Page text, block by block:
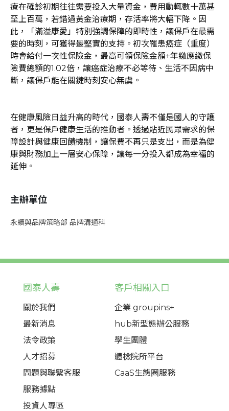
療在確診初期往往需要投入大量資金，費用動輒數十萬甚
至上百萬，若錯過黃金治療期，存活率將大幅下降。因
此，「滿溢康愛」特別強調保障的即時性，讓保戶在最需
要的時刻，可獲得最堅實的支持。初次罹患癌症（重度）
時會給付一次性保險金，最高可領保險金額+年繳應繳保
險費總額的1.02倍，讓癌症治療不必等待、生活不因病中
斷，讓保戶能在關鍵時刻安心無虞。
在健康風險日益升高的時代，國泰人壽不僅是國人的守護
者，更是保戶健康生活的推動者。透過貼近民眾需求的保
障設計與健康回饋機制，讓保費不再只是支出，而是為健
康與財務加上一層安心保障，讓每一分投入都成為幸福的
延伸。
主辦單位
永續與品牌策略部 品牌溝通科
國泰人壽
關於我們
最新消息
法令政策
人才招募
問題與聯繫客服
服務據點
投資人專區
客戶相關入口
企業 groupins+
hub新型態辦公服務
學生團體
體檢院所平台
CaaS生態圈服務